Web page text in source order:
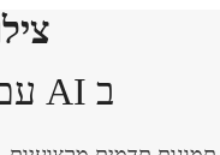
ב AI עם נגיעה אנושית